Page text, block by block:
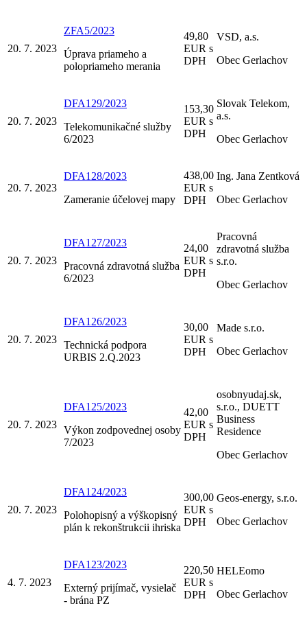
20. 7. 2023
ZFA5/2023
Úprava priameho a
polopriameho merania
49,80
EUR s
DPH
VSD, a.s.
Obec Gerlachov
20. 7. 2023
DFA129/2023
Telekomunikačné služby
6/2023
153,30
EUR s
DPH
Slovak Telekom,
a.s.
Obec Gerlachov
20. 7. 2023
DFA128/2023
Zameranie účelovej mapy
438,00
EUR s
DPH
Ing. Jana Zentková
Obec Gerlachov
20. 7. 2023
DFA127/2023
Pracovná zdravotná služba
6/2023
24,00
EUR s
DPH
Pracovná
zdravotná služba
s.r.o.
Obec Gerlachov
20. 7. 2023
DFA126/2023
Technická podpora
URBIS 2.Q.2023
30,00
EUR s
DPH
Made s.r.o.
Obec Gerlachov
20. 7. 2023
DFA125/2023
Výkon zodpovednej osoby
7/2023
42,00
EUR s
DPH
osobnyudaj.sk,
s.r.o., DUETT
Business
Residence
Obec Gerlachov
20. 7. 2023
DFA124/2023
Polohopisný a výškopisný
plán k rekonštrukcii ihriska
300,00
EUR s
DPH
Geos-energy, s.r.o.
Obec Gerlachov
4. 7. 2023
DFA123/2023
Externý prijímač, vysielač
- brána PZ
220,50
EUR s
DPH
HELEomo
Obec Gerlachov